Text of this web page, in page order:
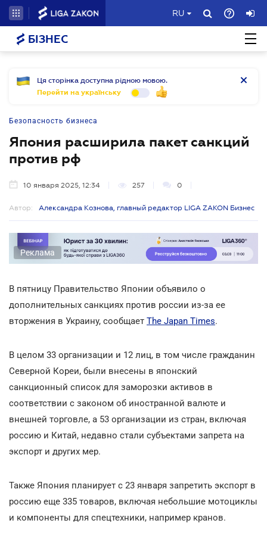
RU
БІЗНЕС
Ця сторінка доступна рідною мовою.
Перейти на українську
Безопасность бизнеса
Япония расширила пакет санкций
против рф
10 января 2025, 12:34 257 0
Автор: Александра Кознова, главный редактор LIGA ZAKON Бизнес
Реклама
В пятницу Правительство Японии объявило о
дополнительных санкциях против россии из-за ее
вторжения в Украину, сообщает The Japan Times.
В целом 33 организации и 12 лиц, в том числе гражданин
Северной Кореи, были внесены в японский
санкционный список для заморозки активов в
соответствии с законом об иностранной валюте и
внешней торговле, а 53 организации из стран, включая
россию и Китай, недавно стали субъектами запрета на
экспорт и других мер.
Также Япония планирует с 23 января запретить экспорт в
россию еще 335 товаров, включая небольшие мотоциклы
и компоненты для спецтехники, например кранов.